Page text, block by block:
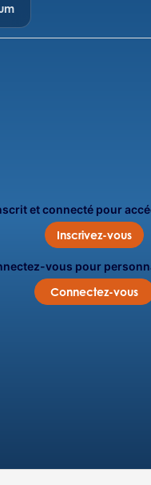
et connecté pour
Inscrivez-vous
vous pour
Connectez-vous